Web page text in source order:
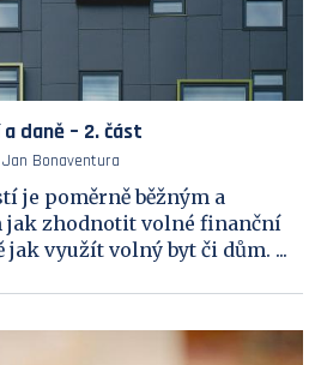
daně – 2. část
Jan Bonaventura
je poměrně běžným a
jak zhodnotit volné finanční
využít volný byt či dům. ...